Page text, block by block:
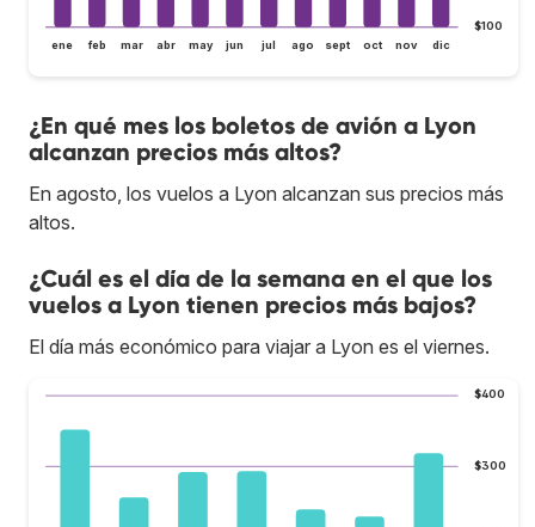
$100
ene feb mar abr may jun jul ago sept oct nov dic
¿En qué mes los boletos de avión a Lyon
alcanzan precios más altos?
En agosto, los vuelos a Lyon alcanzan sus precios más
altos.
¿Cuál es el día de la semana en el que los
vuelos a Lyon tienen precios más bajos?
El día más económico para viajar a Lyon es el viernes.
$300
$400